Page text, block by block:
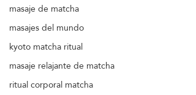
masaje de matcha
masajes del mundo
kyoto matcha ritual
masaje relajante de matcha
ritual corporal matcha